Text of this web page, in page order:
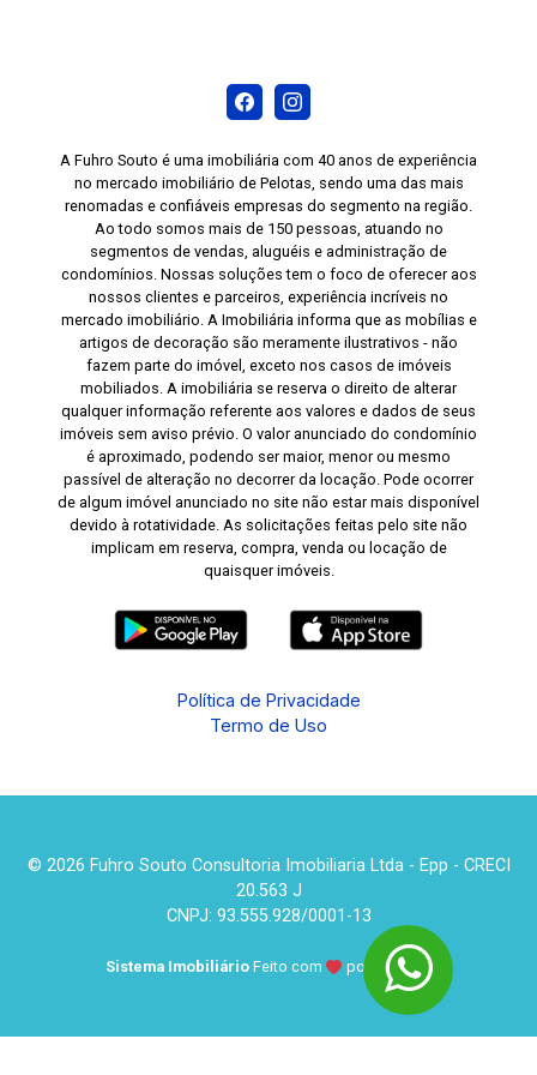
armários, geladeira, micro-ondas, forno, mesa e
duas cadeiras. Dormitório principal mobiliado
com cama de casal, roupeiro de seis portas,
mesa de cabeceira e cabideiro. Segundo
dormitório adaptado como escritório, equipado
com mesa de trabalho, cadeira e espelho. Área
de serviço com tanque e máquina de lavar.
Banheiro com espelho e box de vidro. O Recanto
da Figueira - Eco Residencial oferece espaço
fitness, espaço gourmet, piscinas adulto e
infantil, quadra de beach tênis, quadra
poliesportiva, quiosques com churrasqueira,
salão de festas e bicicletário, proporcionando
lazer, bem-estar e comodidade para toda a
família. Agende uma visita e conheça de perto
este apartamento, que reúne conforto,
funcionalidade e uma infraestrutura completa
para facilitar a sua rotina.
A Fuhro Souto é uma imobiliária com 40 anos de experiência
no mercado imobiliário de Pelotas, sendo uma das mais
renomadas e confiáveis empresas do segmento na região.
Ao todo somos mais de 150 pessoas, atuando no
segmentos de vendas, aluguéis e administração de
condomínios. Nossas soluções tem o foco de oferecer aos
nossos clientes e parceiros, experiência incríveis no
mercado imobiliário. A Imobiliária informa que as mobílias e
artigos de decoração são meramente ilustrativos - não
fazem parte do imóvel, exceto nos casos de imóveis
mobiliados. A imobiliária se reserva o direito de alterar
qualquer informação referente aos valores e dados de seus
imóveis sem aviso prévio. O valor anunciado do condomínio
é aproximado, podendo ser maior, menor ou mesmo
passível de alteração no decorrer da locação. Pode ocorrer
de algum imóvel anunciado no site não estar mais disponível
devido à rotatividade. As solicitações feitas pelo site não
implicam em reserva, compra, venda ou locação de
quaisquer imóveis.
Política de Privacidade
Termo de Uso
© 2026 Fuhro Souto Consultoria Imobiliaria Ltda - Epp - CRECI
20.563 J
CNPJ: 93.555.928/0001-13
Sistema Imobiliário Feito com por KUROLE